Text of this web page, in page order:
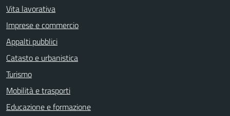
Vita lavorativa
Imprese e commercio
Appalti pubblici
Catasto e urbanistica
Turismo
Mobilità e trasporti
Educazione e formazione